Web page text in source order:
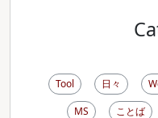
Tool 日々
MS
ことば